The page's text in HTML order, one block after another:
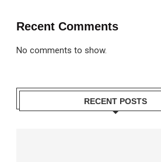
Recent Comments
No comments to show.
RECENT POSTS